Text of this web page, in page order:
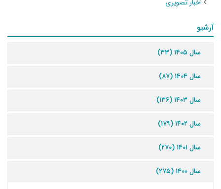
اخبار تصویری
آرشیو
سال ۱۴۰۵ (۳۳)
سال ۱۴۰۴ (۸۷)
سال ۱۴۰۳ (۱۳۶)
سال ۱۴۰۲ (۱۷۹)
سال ۱۴۰۱ (۲۷۰)
سال ۱۴۰۰ (۲۷۵)